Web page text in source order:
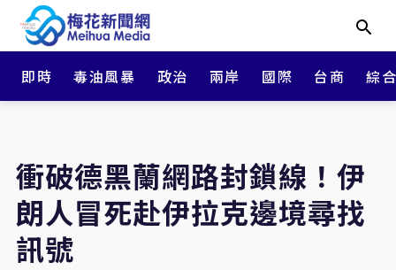
即時 毒油風暴 政治 兩岸 國際 台商 綜
衝破德黑蘭網路封鎖線！伊
朗人冒死赴伊拉克邊境尋找
訊號